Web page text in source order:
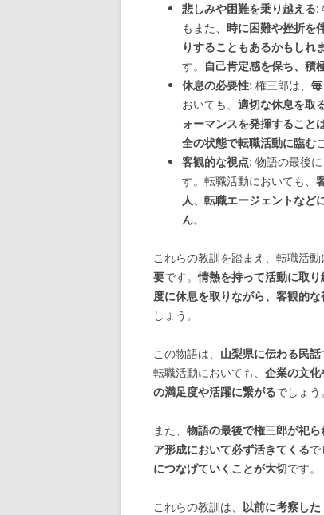
悲しみや困難を乗り越える:
もまた、 時に困難や挫折を
りすることもあるかもしれ
す。 自己肯定感を保ち、積
休息の必要性: 権三郎は、
おいても、 適切な休息を取
ォーマンスを発揮すること
全の状態で転職活動に臨む
客観的な視点: 物語の最後に
す。転職活動においても、
人、転職エージェントなど
ん。
これらの教訓を踏まえ、転職活動
要です。情熱を持って活動に取
度に休息を取りながら、客観的
しょう。
この物語は、 山梨県に伝わる民話
転職活動においても、 企業の文
の満足度や活躍に繋がるでしょう。
また、 物語の最後で権三郎が祀
ア形成において必ず活きてくるで
につなげていくことが大切です。
これらの教訓は、 以前に考察し